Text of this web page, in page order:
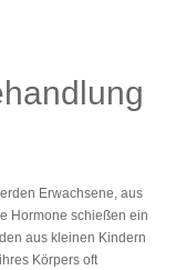
Erwachsene, aus
Hormone schießen ein
aus kleinen Kindern
Körpers oft